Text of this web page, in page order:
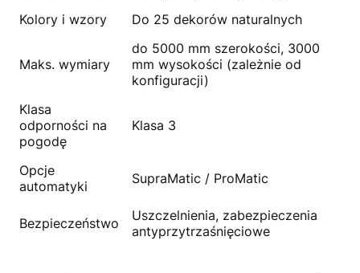
Kolory i wzory
Do 25 dekorów naturalnych
Maks. wymiary
do 5000 mm szerokości, 3000
mm wysokości (zależnie od
konfiguracji)
Klasa
odporności na
pogodę
Klasa 3
Opcje
automatyki
SupraMatic / ProMatic
Bezpieczeństwo
Uszczelnienia, zabezpieczenia
antyprzytrzaśnięciowe